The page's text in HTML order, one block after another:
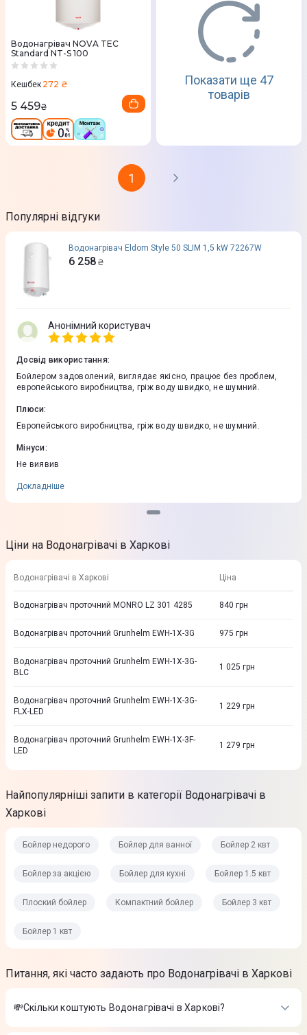
Водонагрівач NOVA TEC
Standard NT-S 100
Кешбек 272 ₴
5 459₴
Показати ще 47
товарів
1
Популярні відгуки
Водонагрівач Eldom Style 50 SLIM 1,5 kW 72267W
6 258 ₴
Анонімний користувач
Досвід використання:
Бойлером задоволений, виглядає якісно, працює без проблем,
европейського виробництва, гріж воду швидко, не шумний.
Плюси:
Европейського виробництва, гріж воду швидко, не шумний.
Мінуси:
Не виявив
Докладніше
Ціни на Водонагрівачі в Харкові
Водонагрівачі в Харкові Ціна
Водонагрівач проточний MONRO LZ 301 4285 840 грн
Водонагрівач проточний Grunhelm EWH-1X-3G 975 грн
Водонагрівач проточний Grunhelm EWH-1X-3G-
BLC
1 025 грн
Водонагрівач проточний Grunhelm EWH-1X-3G-
FLX-LED
1 229 грн
Водонагрівач проточний Grunhelm EWH-1X-3F-
LED
1 279 грн
Найпопулярніші запити в категорії Водонагрівачі в
Харкові
Бойлер недорого Бойлер для ванної Бойлер 2 квт
Бойлер за акцією Бойлер для кухні Бойлер 1.5 квт
Плоский бойлер Компактний бойлер Бойлер 3 квт
Бойлер 1 квт
Питання, які часто задають про Водонагрівачі в Харкові
💸Скільки коштують Водонагрівачі в Харкові?